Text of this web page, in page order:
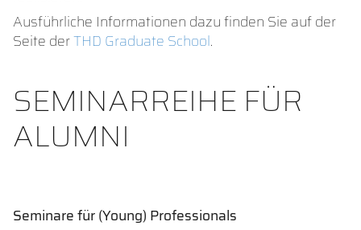
Ausführliche Informationen dazu finden Sie auf der
Seite derTHD Graduate School.
SEMINARREIHE FÜR
ALUMNI
Seminare für (Young) Professionals